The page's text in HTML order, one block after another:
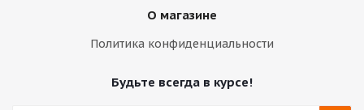
О магазине
Политика конфиденциальности
Будьте всегда в курсе!